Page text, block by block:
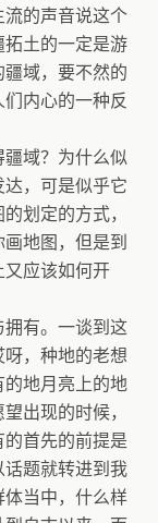
的声音说这个
土的一定是游
域，要不然的
内心的一种反
域？为什么似
，可是似乎它
划定的方式，
地图，但是到
又应该如何开
有。一谈到这
，种地的老想
地月亮上的地
出现的时候，
首先的前提是
题就转进到我
当中，什么样